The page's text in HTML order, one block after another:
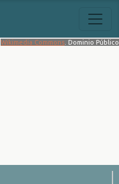
Wikimedia Commons . Dominio Público